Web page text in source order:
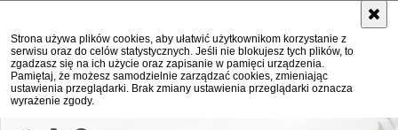
Strona używa plików cookies, aby ułatwić użytkownikom korzystanie z
serwisu oraz do celów statystycznych. Jeśli nie blokujesz tych plików, to
zgadzasz się na ich użycie oraz zapisanie w pamięci urządzenia.
Pamiętaj, że możesz samodzielnie zarządzać cookies, zmieniając
ustawienia przeglądarki. Brak zmiany ustawienia przeglądarki oznacza
wyrażenie zgody.